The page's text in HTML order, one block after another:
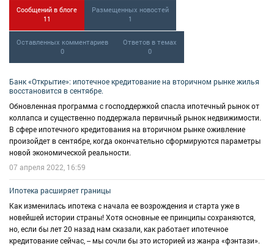
Сообщений в блоге
11
Размещенных новостей
1
Оставленных комментариев
0
Ответов в темах
0
Банк «Открытие»: ипотечное кредитование на вторичном рынке жилья
восстановится в сентябре.
Обновленная программа с господдержкой спасла ипотечный рынок от
коллапса и существенно поддержала первичный рынок недвижимости.
В сфере ипотечного кредитования на вторичном рынке оживление
произойдет в сентябре, когда окончательно сформируются параметры
новой экономической реальности.
07 апреля 2022, 16:59
Ипотека расширяет границы
Как изменилась ипотека с начала ее возрождения и старта уже в
новейшей истории страны! Хотя основные ее принципы сохраняются,
но, если бы лет 20 назад нам сказали, как работает ипотечное
кредитование сейчас, -- мы сочли бы это историей из жанра «фэнтази».